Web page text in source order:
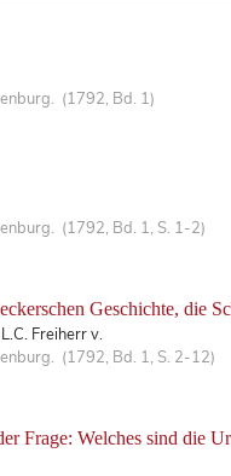
(1792, Bd. 1)
(1792, Bd. 1, S. 1-2)
Geschichte, die
Freiherr v.
(1792, Bd. 1, S. 2-12)
Frage: Welches sind die